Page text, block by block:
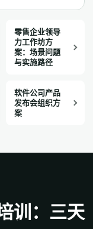
零售企业领导
力工作坊方
案：场景问题
与实施路径
软件公司产品
发布会组织方
案
训：三天